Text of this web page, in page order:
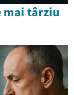
mai târziu